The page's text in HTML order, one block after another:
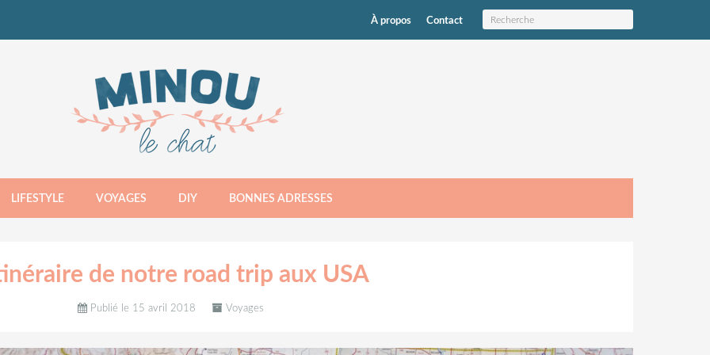
À propos Contact
LIFESTYLE VOYAGES DIY BONNES ADRESSES
de notre road trip aux USA
Publié le 15 avril 2018 Voyages